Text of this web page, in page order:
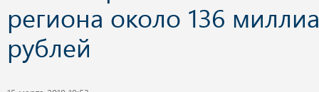
региона около 136
рублей